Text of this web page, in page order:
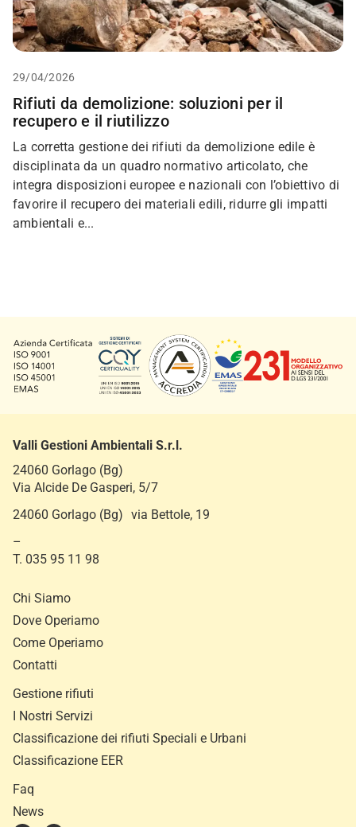
29/04/2026
Rifiuti da demolizione: soluzioni per il
recupero e il riutilizzo
La corretta gestione dei rifiuti da demolizione edile è
disciplinata da un quadro normativo articolato, che
integra disposizioni europee e nazionali con l’obiettivo di
favorire il recupero dei materiali edili, ridurre gli impatti
ambientali e...
Valli Gestioni Ambientali S.r.l.
24060 Gorlago (Bg)
Via Alcide De Gasperi, 5/7
24060 Gorlago (Bg) via Bettole, 19
–
T. 035 95 11 98
Chi Siamo
Dove Operiamo
Come Operiamo
Contatti
Gestione rifiuti
I Nostri Servizi
Classificazione dei rifiuti Speciali e Urbani
Classificazione EER
Faq
News